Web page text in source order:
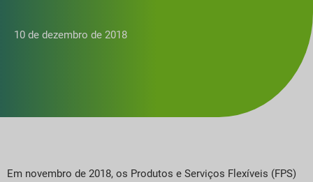
10 de dezembro de 2018
Em novembro de 2018, os Produtos e Serviços Flexíveis (FPS)